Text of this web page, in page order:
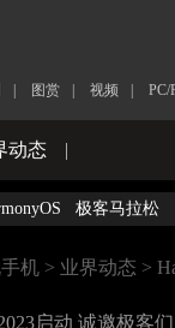
图赏 视频 PC/
动态 |
极客马拉松
机 > 业界动态 >